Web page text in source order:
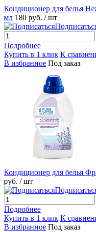
Кондиционер для белья
мл 180 руб. / шт
Подробнее
Купить в 1 клик К
В избранное Под заказ
Кондиционер для белья
руб. / шт
Подробнее
Купить в 1 клик К
В избранное Под заказ